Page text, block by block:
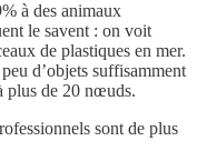
à des animaux
le savent : on voit
de plastiques en mer.
d’objets suffisamment
plus de 20 nœuds.
sont de plus